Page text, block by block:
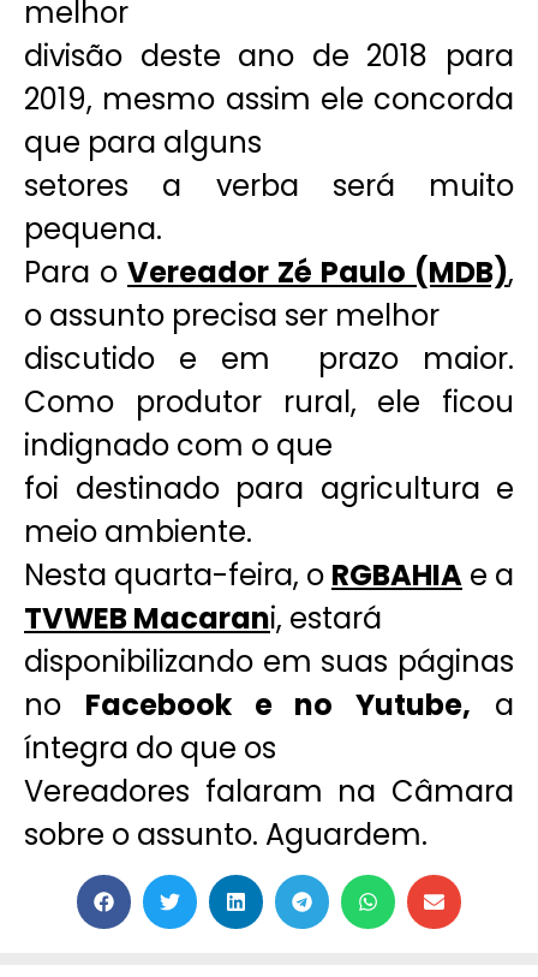
melhor
divisão deste ano de 2018 para
2019, mesmo assim ele concorda
que para alguns
setores a verba será muito
pequena.
Para o Vereador Zé Paulo (MDB),
o assunto precisa ser melhor
discutido e em prazo maior.
Como produtor rural, ele ficou
indignado com o que
foi destinado para agricultura e
meio ambiente.
Nesta quarta-feira, o RGBAHIA e a
TVWEB Macarani, estará
disponibilizando em suas páginas
no Facebook e no Yutube, a
íntegra do que os
Vereadores falaram na Câmara
sobre o assunto. Aguardem.